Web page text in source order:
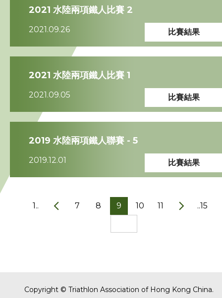
2021 水陸兩項鐵人比賽 2
2021.09.26 比賽結果
2021 水陸兩項鐵人比賽 1
2021.09.05 比賽結果
2019 水陸兩項鐵人聯賽 - 5
2019.12.01 比賽結果
1.. 7 8 9 10 11 ..15
Copyright © Triathlon Association of Hong Kong China.